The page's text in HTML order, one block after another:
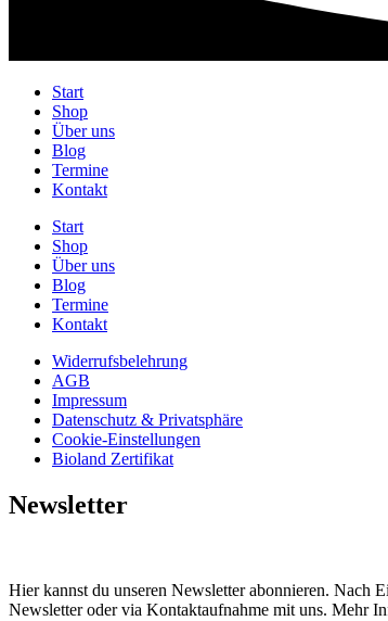
Start
Shop
Über uns
Blog
Termine
Kontakt
Start
Shop
Über uns
Blog
Termine
Kontakt
Widerrufsbelehrung
AGB
Impressum
Datenschutz & Privatsphäre
Cookie-Einstellungen
Bioland Zertifikat
Newsletter
Hier kannst du unseren Newsletter abonnieren. Nach
Newsletter oder via Kontaktaufnahme mit uns. Mehr